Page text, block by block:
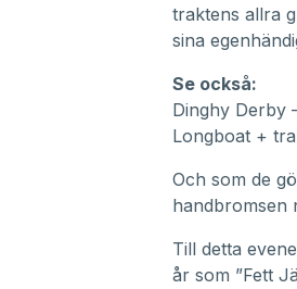
traktens allra
sina
Se också:
Dinghy Derby
Longboat +
Och som de
handbromsen
Till detta
år som ”Fett